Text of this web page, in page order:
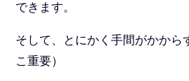
できます。
そして、とにかく手間がかか
こ重要）